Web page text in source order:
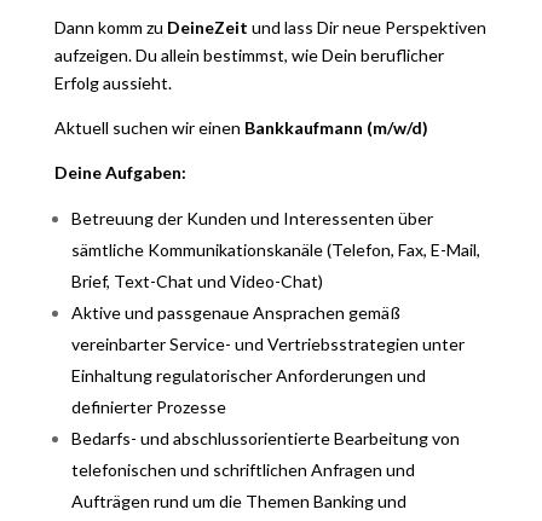
Dann komm zu DeineZeit und lass Dir neue Perspektiven
aufzeigen. Du allein bestimmst, wie Dein beruflicher
Erfolg aussieht.
Aktuell suchen wir einen Bankkaufmann (m/w/d)
Deine Aufgaben:
Betreuung der Kunden und Interessenten über
sämtliche Kommunikationskanäle (Telefon, Fax, E-Mail,
Brief, Text-Chat und Video-Chat)
Aktive und passgenaue Ansprachen gemäß
vereinbarter Service- und Vertriebsstrategien unter
Einhaltung regulatorischer Anforderungen und
definierter Prozesse
Bedarfs- und abschlussorientierte Bearbeitung von
telefonischen und schriftlichen Anfragen und
Aufträgen rund um die Themen Banking und